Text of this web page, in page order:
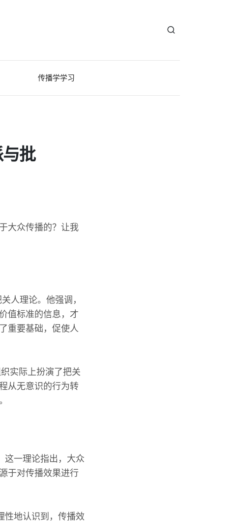
传播学学习
批
大众传播的？让我
人理论。他强调，
值标准的信息，才
重要基础，促使人
实际上扮演了把关
从无意识的行为转
这一理论指出，大众
于对传播效果进行
性地认识到，传播效